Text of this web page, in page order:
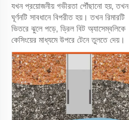
যখন প্রয়োজনীয় গভীরতা পৌঁছানো হয়, তখন
ঘূর্ণনটি সাবধানে বিপরীত হয়। তখন রিমারটি
ভিতরে ঝুলে পড়ে, ড্রিল বিট অ্যাসেম্বলিকে
কেসিংয়ের মাধ্যমে উপরে টেনে তুলতে দেয়।